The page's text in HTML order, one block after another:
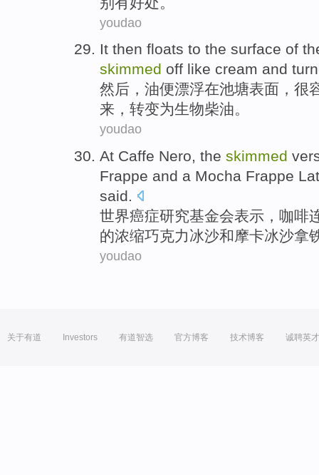
youdao
It then floats to the surface of
skimmed off like cream and
然后 ，油便漂浮在池塘表面 ， 很
来， 转变为生物柴油。
youdao
At Caffe Nero, the skimmed
Frappe and a Mocha Frappe
said.
世界癌症研究基金会表示，咖啡
的浓缩巧克力冰沙和摩卡冰沙拿
youdao
关于有道 Investors 有道智选 官方博客 技术博客 诚聘英才